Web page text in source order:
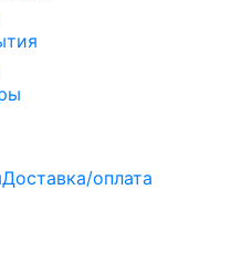
Доставка/оплата